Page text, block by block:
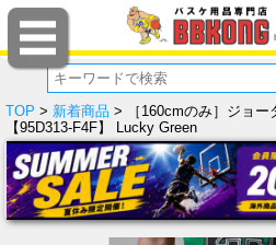
TOP > 新着商品 > ［160cmのみ］ジョー
【95D313-F4F】 Lucky Green